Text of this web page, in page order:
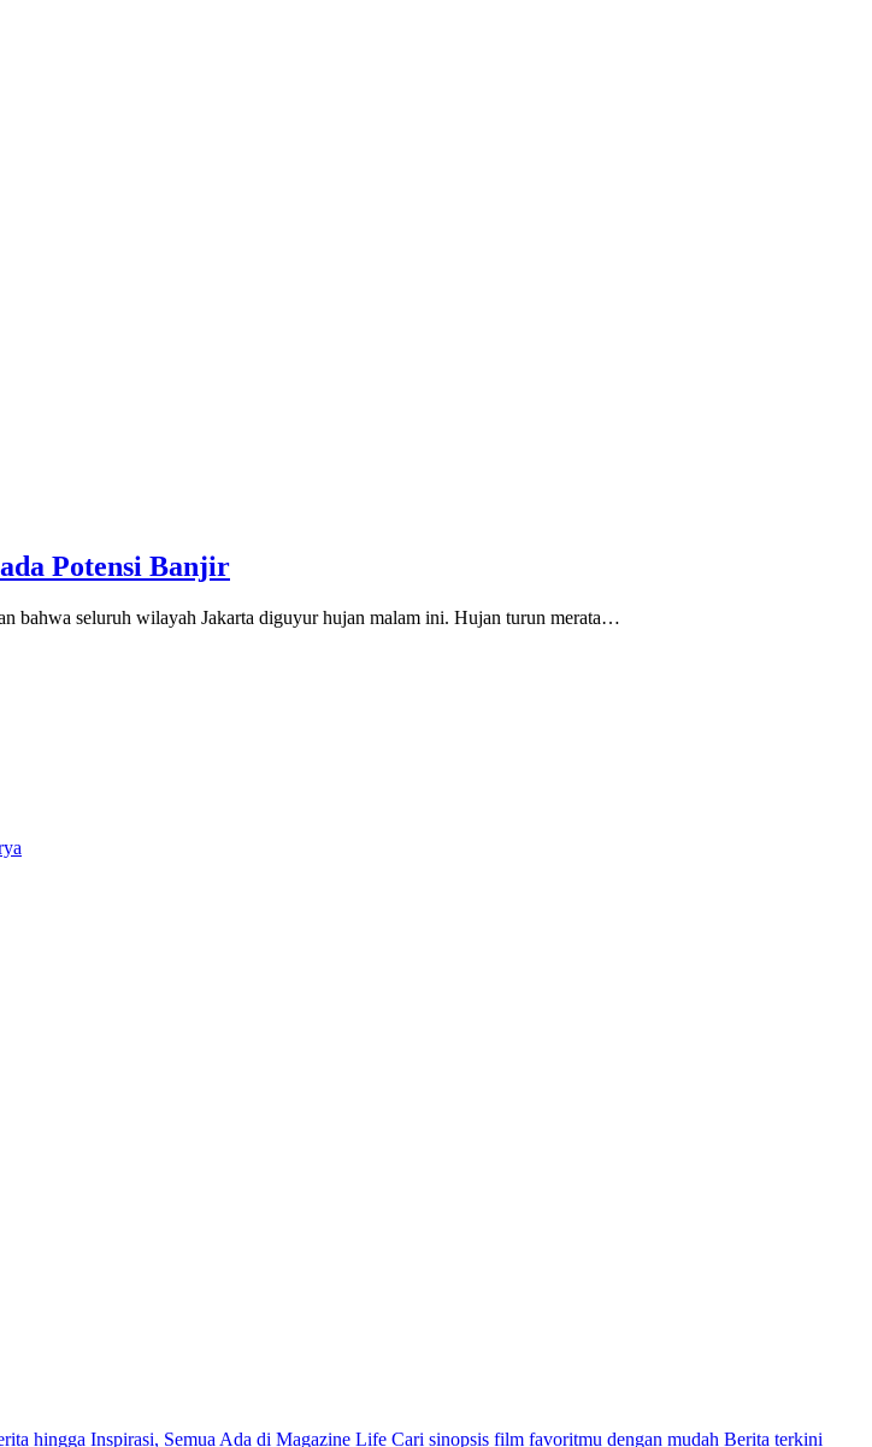
Potensi Banjir
bahwa seluruh wilayah Jakarta diguyur hujan malam ini. Hujan turun merata…
hingga Inspirasi, Semua Ada di Magazine Life Cari sinopsis film favoritmu dengan mudah Berita terkini